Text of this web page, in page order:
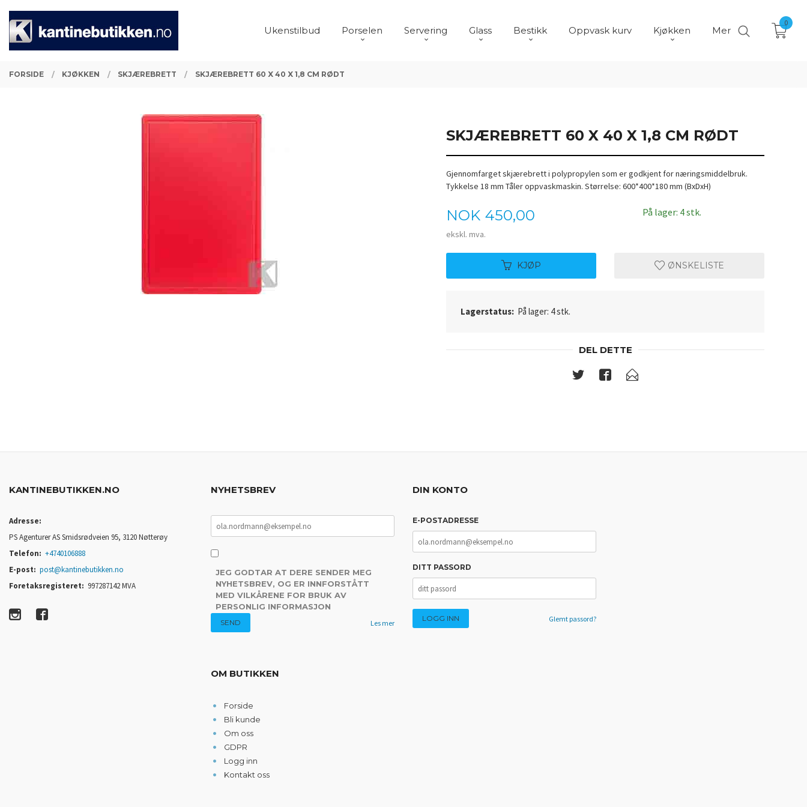
innholdet
PRODUKTER
Ukenstilbud Porselen Servering Glass Bestikk Oppvask kurv Kjøkken Mer
Lukk
0
FORSIDE KJØKKEN SKJÆREBRETT SKJÆREBRETT 60 X 40 X 1,8 CM RØDT
SKJÆREBRETT 60 X 40 X 1,8 CM RØDT
Gjennomfarget skjærebrett i polypropylen som er godkjent for næringsmiddelbruk.
Tykkelse 18 mm Tåler oppvaskmaskin. Størrelse: 600*400*180 mm (BxDxH)
Pris
NOK 450,00
ekskl. mva.
På lager: 4 stk.
KJØP ØNSKELISTE
Lagerstatus: På lager: 4 stk.
DEL DETTE
KANTINEBUTIKKEN.NO
Adresse:
PS Agenturer AS Smidsrødveien 95, 3120 Nøtterøy
Telefon: +4740106888
E-post: post@kantinebutikken.no
Foretaksregisteret: 997287142 MVA
NYHETSBREV
JEG GODTAR AT DERE SENDER MEG
NYHETSBREV, OG ER INNFORSTÅTT
MED VILKÅRENE FOR BRUK AV
PERSONLIG INFORMASJON
Les mer
OM BUTIKKEN
Forside
Bli kunde
Om oss
GDPR
Logg inn
Kontakt oss
DIN KONTO
E-POSTADRESSE
DITT PASSORD
Glemt passord?